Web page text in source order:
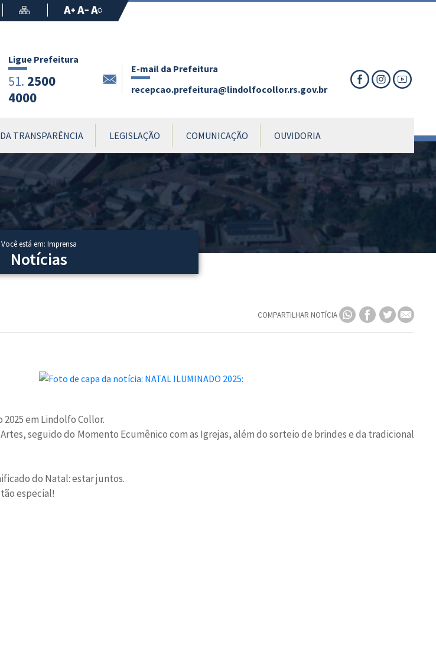
Alto ContrasteMapa do Site Aumentar Fonte
Diminuir Fonte
Fonte Original
Ligue Prefeitura
51. 2500
4000
E-mail da Prefeitura
recepcao.prefeitura@lindolfocollor.rs.gov.br
TRANSPARÊNCIA LEGISLAÇÃO COMUNICAÇÃO OUVIDORIA
Você está em: Imprensa
Notícias
COMPARTILHAR NOTÍCIA
em Lindolfo Collor.
seguido do Momento Ecumênico com as Igrejas, além do sorteio de brindes e da tradicional
do Natal: estar juntos.
especial!